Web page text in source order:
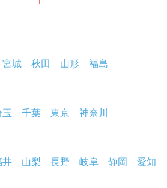
宮城 秋田 山形 福島
千葉 東京 神奈川
井 山梨 長野 岐阜 静岡 愛知